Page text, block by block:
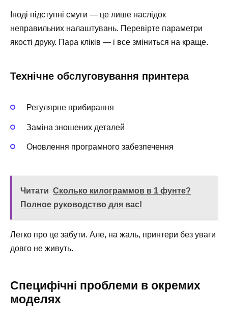
Іноді підступні смуги — це лише наслідок
неправильних налаштувань. Перевірте параметри
якості друку. Пара кліків — і все зміниться на краще.
Технічне обслуговування принтера
Регулярне прибирання
Заміна зношених деталей
Оновлення програмного забезпечення
Читати Сколько килограммов в 1 фунте?
Полное руководство для вас!
Легко про це забути. Але, на жаль, принтери без уваги
довго не живуть.
Специфічні проблеми в окремих
моделях